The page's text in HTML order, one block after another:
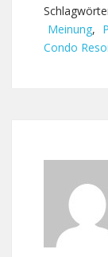
Meinung,
Condo